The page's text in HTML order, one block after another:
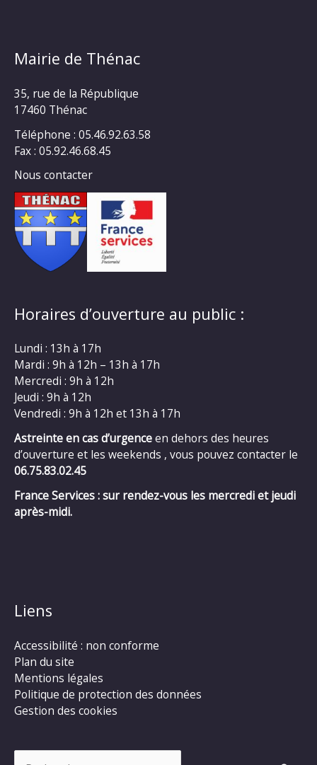
Mairie de Thénac
35, rue de la République
17460 Thénac
Téléphone : 05.46.92.63.58
Fax : 05.92.46.68.45
Nous contacter
Horaires d’ouverture au public :
Lundi : 13h à 17h
Mardi : 9h à 12h – 13h à 17h
Mercredi : 9h à 12h
Jeudi : 9h à 12h
Vendredi : 9h à 12h et 13h à 17h
Astreinte en cas d’urgenceen dehors des heures
d’ouverture et les weekends , vous pouvez contacter le
06.75.83.02.45
France Services : sur rendez-vous les mercredi et jeudi
après-midi.
Liens
Accessibilité : non conforme
Plan du site
Mentions légales
Politique de protection des données
Gestion des cookies